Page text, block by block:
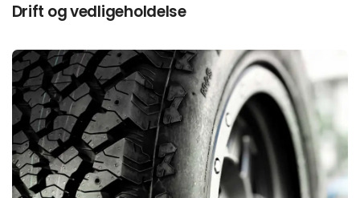
Drift og vedligeholdelse